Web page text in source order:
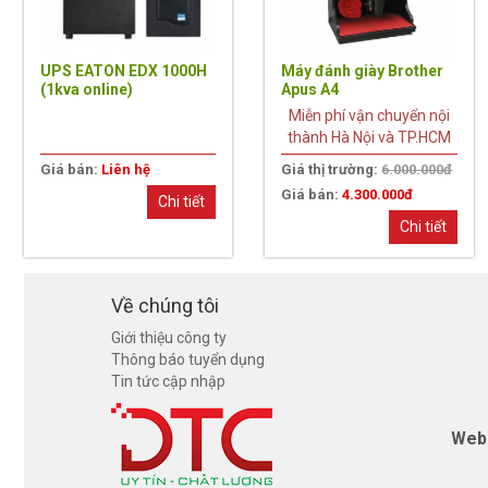
UPS EATON EDX 1000H
(1kva online)
Giá bán: Liên hệ
Chi tiết
Máy đánh giày Brother
Apus A4
Miễn phí vận chuyển nội
thành Hà Nội và TP.HCM
Giá thị trường:6.000.000đ
Giá bán:4.300.000đ
Chi tiết
Về chúng tôi
Giới thiệu công ty
Thông báo tuyển dụng
Tin tức cập nhập